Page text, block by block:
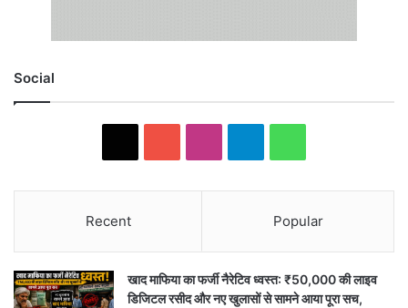
Social
Recent Popular
खाद माफिया का फर्जी नैरेटिव ध्वस्त: ₹50,000 की लाइव
डिजिटल रसीद और नए खुलासों से सामने आया पूरा सच,